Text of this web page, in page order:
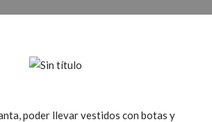
poder llevar vestidos con botas y